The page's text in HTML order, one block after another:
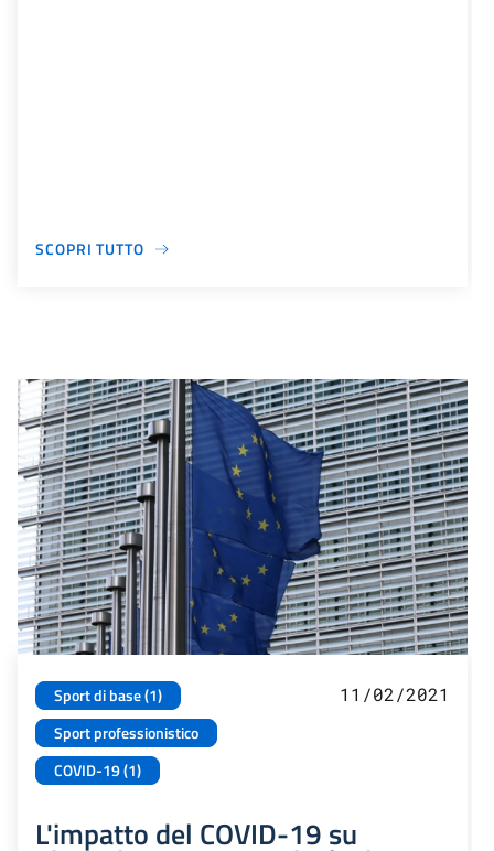
SCOPRI TUTTO
Sport di base (1)
Sport professionistico
COVID-19 (1)
11/02/2021
L'impatto del COVID-19 su